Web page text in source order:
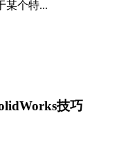
某个特...
技巧